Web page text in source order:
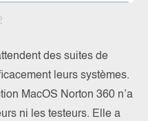
des suites de
leurs systèmes.
MacOS Norton 360 n’a
ni les testeurs. Elle a